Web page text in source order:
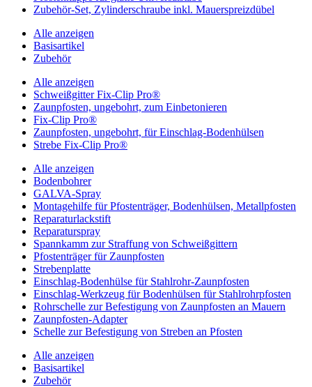
Zubehör-Set, Zylinderschraube inkl. Mauerspreizdübel
Alle anzeigen
Basisartikel
Zubehör
Alle anzeigen
Schweißgitter Fix-Clip Pro®
Zaunpfosten, ungebohrt, zum Einbetonieren
Fix-Clip Pro®
Zaunpfosten, ungebohrt, für Einschlag-Bodenhülsen
Strebe Fix-Clip Pro®
Alle anzeigen
Bodenbohrer
GALVA-Spray
Montagehilfe für Pfostenträger, Bodenhülsen, Metallpfosten
Reparaturlackstift
Reparaturspray
Spannkamm zur Straffung von Schweißgittern
Pfostenträger für Zaunpfosten
Strebenplatte
Einschlag-Bodenhülse für Stahlrohr-Zaunpfosten
Einschlag-Werkzeug für Bodenhülsen für Stahlrohrpfosten
Rohrschelle zur Befestigung von Zaunpfosten an Mauern
Zaunpfosten-Adapter
Schelle zur Befestigung von Streben an Pfosten
Alle anzeigen
Basisartikel
Zubehör